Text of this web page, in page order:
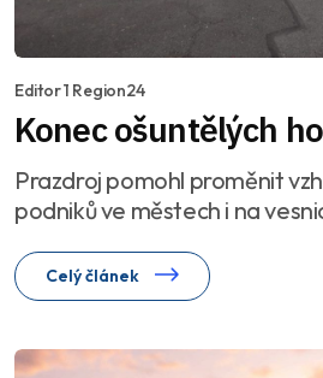
Editor 1 Region24
Konec ošuntělých
Prazdroj pomohl proměnit
podniků ve městech i na
Celý článek